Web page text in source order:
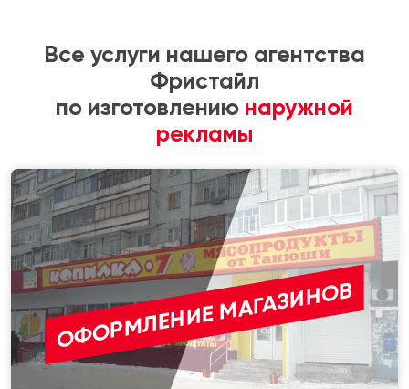
Все услуги нашего агентства
Фристайл
по изготовлению наружной
рекламы
ОФОРМЛЕНИЕ МАГАЗИНОВ